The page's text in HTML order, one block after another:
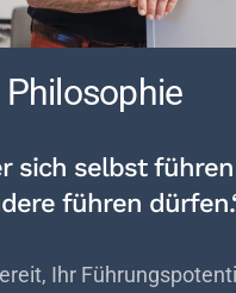
sich selbst
führen
Ihr